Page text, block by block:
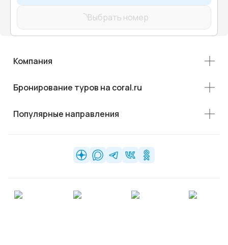
Выбрать номер
Компания
Бронирование туров на coral.ru
Популярные направления